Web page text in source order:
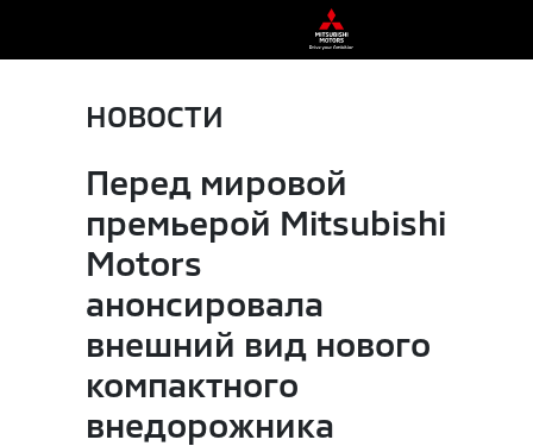
НОВОСТИ
Перед мировой
премьерой Mitsubishi
Motors
анонсировала
внешний вид нового
компактного
внедорожника